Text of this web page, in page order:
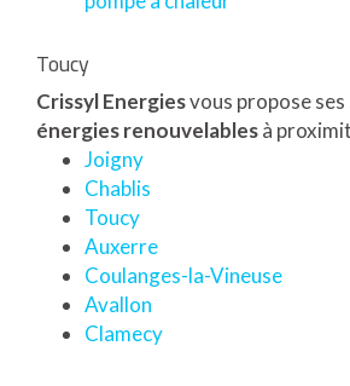
Toucy
Crissyl Energiesvous propose ses
énergies renouvelablesà
Joigny
Chablis
Toucy
Auxerre
Coulanges-la-Vineuse
Avallon
Clamecy